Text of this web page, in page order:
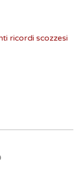
ricordi scozzesi